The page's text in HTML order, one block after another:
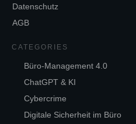
Datenschutz
AGB
CATEGORIES
Büro-Management 4.0
ChatGPT & KI
Cybercrime
Digitale Sicherheit im Büro